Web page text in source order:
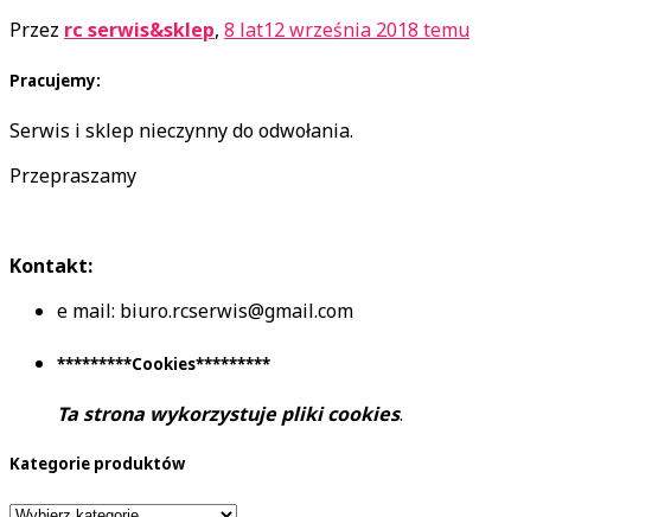
Przez rc serwis&sklep, 8 lat12 września 2018 temu
Pracujemy:
Serwis i sklep nieczynny do odwołania.
Przepraszamy
Kontakt:
e mail: biuro.rcserwis@gmail.com
*********Cookies*********
Ta strona wykorzystuje pliki cookies.
Kategorie produktów